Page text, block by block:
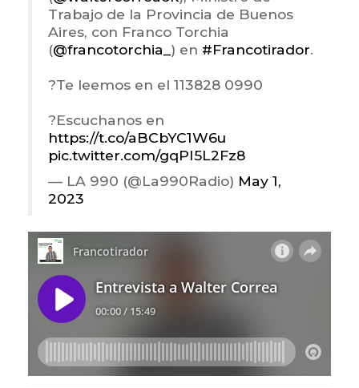
Trabajo de la Provincia de Buenos
Aires, con Franco Torchia
(@francotorchia_ ) en #Francotirador.
?Te leemos en el 113828 0990
?Escuchanos en
https://t.co/aBCbYC1W6u
pic.twitter.com/gqPI5L2Fz8
— LA 990 (@La990Radio) May 1,
2023